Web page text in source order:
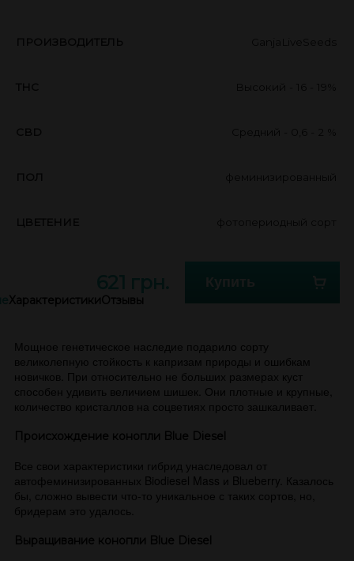
ХарактеристикиОтзывы
Мощное генетическое наследие подарило сорту
великолепную стойкость к капризам природы и ошибкам
новичков. При относительно не больших размерах куст
способен удивить величием шишек. Они плотные и крупные,
количество кристаллов на соцветиях просто зашкаливает.
Происхождение конопли Blue Diesel
Все свои характеристики гибрид унаследовал от
автофеминизированных Biodiesel Mass и Blueberry. Казалось
бы, сложно вывести что-то уникальное с таких сортов, но,
бридерам это удалось.
Выращивание конопли Blue Diesel